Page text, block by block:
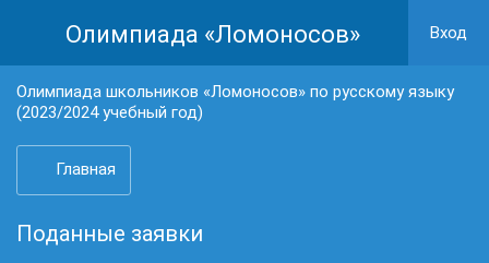
Олимпиада «Ломоносов» Вход
Олимпиада школьников «Ломоносов» по русскому языку
(2023/2024 учебный год)
Главная
Поданные заявки